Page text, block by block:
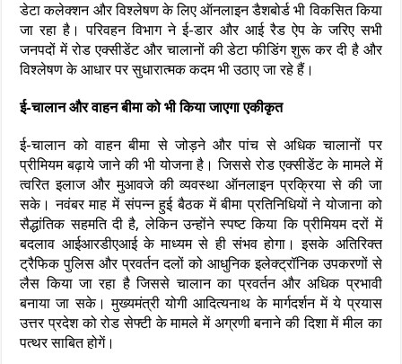
डेटा कलेक्शन और विश्लेषण के लिए ऑनलाइन डैशबोर्ड भी विकसित किया
जा रहा है। परिवहन विभाग ने ई-डार और आई रैड ऐप के जरिए सभी
जनपदों में रोड एक्सीडेंट और चालानों की डेटा फीडिंग शुरू कर दी है और
विश्लेषण के आधार पर सुधारात्मक कदम भी उठाए जा रहे हैं।
ई-चालान और वाहन बीमा को भी किया जाएगा एकीकृत
ई-चालान को वाहन बीमा से जोड़ने और पांच से अधिक चालानों पर
प्रीमियम बढ़ाये जाने की भी योजना है। जिससे रोड एक्सीडेंट के मामले में
त्वरित इलाज और मुआवजे की व्यवस्था ऑनलाइन प्रक्रिया से की जा
सके। नवंबर माह में संपन्न हुई बैठक में बीमा प्रतिनिधियों ने योजाना को
सैद्धांतिक सहमति दी है, लेकिन उन्होंने स्पष्ट किया कि प्रीमियम दरों में
बदलाव आईआरडीएआई के माध्यम से ही संभव होगा। इसके अतिरिक्त
ट्रैफिक पुलिस और प्रवर्तन दलों को आधुनिक इलेक्ट्रॉनिक उपकरणों से
लैस किया जा रहा है जिससे चालान का प्रवर्तन और अधिक प्रभावी
बनाया जा सके। मुख्यमंत्री योगी आदित्यनाथ के मार्गदर्शन में ये प्रयास
उत्तर प्रदेश को रोड सेफ्टी के मामले में अग्रणी बनाने की दिशा में मील का
पत्थर साबित होगें।